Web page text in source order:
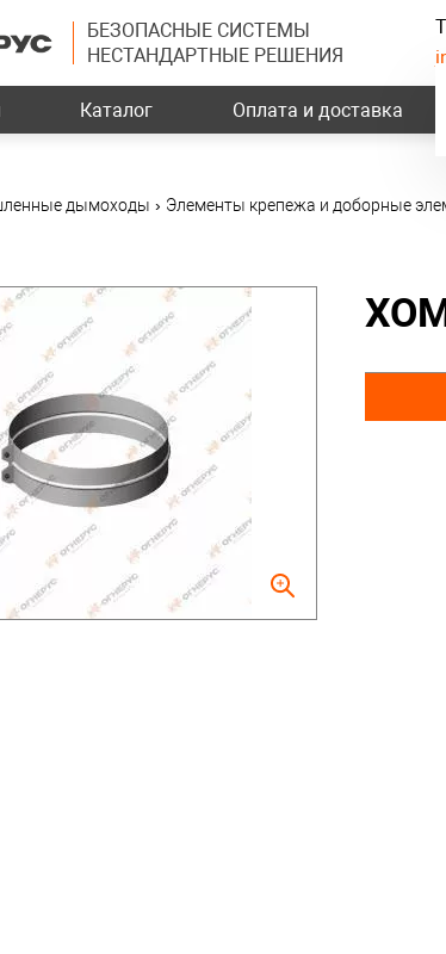
БЕЗОПАСНЫЕ СИСТЕМЫ
НЕСТАНДАРТНЫЕ РЕШЕНИЯ
Каталог Оплата и доставка
дымоходы › Элементы крепежа и доборные